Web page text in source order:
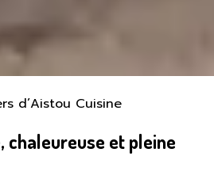
d’Aistou Cuisine
chaleureuse et pleine